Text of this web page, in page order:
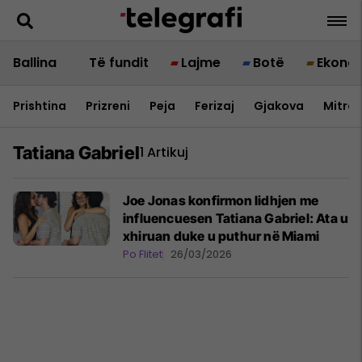
Ballina Të fundit Lajme Botë
Prishtina Prizreni Peja Ferizaj Gjakova
Tatiana Gabriel1 Artikuj
Joe Jonas konfirmon lidhjen me
influencuesen Tatiana Gabriel: Ata u
xhiruan duke u puthur në Miami
Po Flitet 26/03/2026